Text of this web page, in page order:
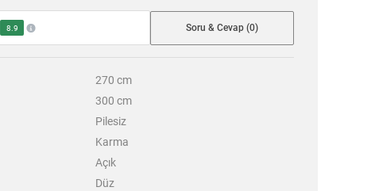
8.9 Soru & Cevap (0)
270 cm
300 cm
Pilesiz
Karma
Açık
Düz